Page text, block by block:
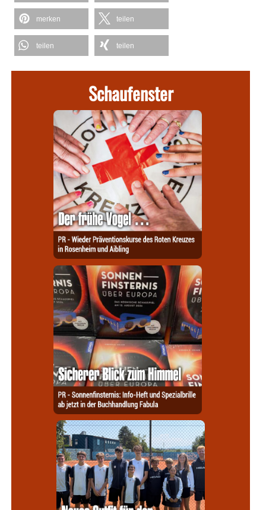
merken teilen
teilen teilen
Schaufenster